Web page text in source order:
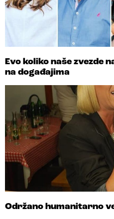
Evo koliko naše zvezde
na događajima
Održano humanitarno